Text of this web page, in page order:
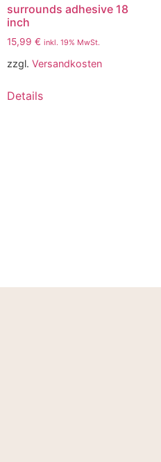
surrounds adhesive 18
inch
15,99 € inkl. 19% MwSt.
zzgl. Versandkosten
Details